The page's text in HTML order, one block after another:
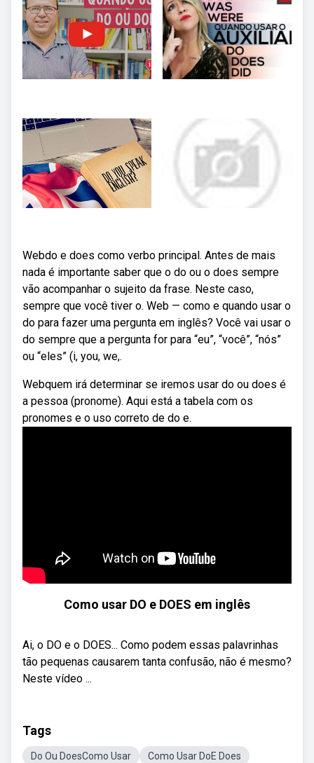
Webdo e does como verbo principal. Antes de mais
nada é importante saber que o do ou o does sempre
vão acompanhar o sujeito da frase. Neste caso,
sempre que você tiver o. Web — como e quando usar o
do para fazer uma pergunta em inglês? Você vai usar o
do sempre que a pergunta for para “eu”, “você”, “nós”
ou “eles” (i, you, we,.
Webquem irá determinar se iremos usar do ou does é
a pessoa (pronome). Aqui está a tabela com os
pronomes e o uso correto de do e.
Como usar DO e DOES em inglês
Ai, o DO e o DOES... Como podem essas palavrinhas
tão pequenas causarem tanta confusão, não é mesmo?
Neste vídeo ...
Tags
Do Ou DoesComo Usar Como Usar DoE Does